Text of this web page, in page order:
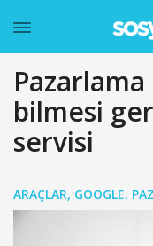
Pazarlama
bilmesi
servisi
ARAÇLAR, GOOGLE,